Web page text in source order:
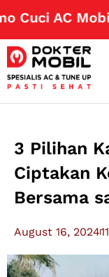
AC Mobil
3 Pilihan
Ciptakan
Bersama
August 16, 2024